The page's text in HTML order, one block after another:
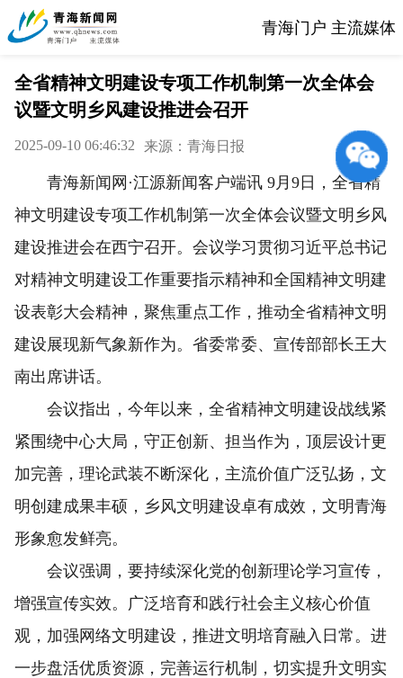
青海门户 主流媒体
全省精神文明建设专项工作机制第一次全体会
议暨文明乡风建设推进会召开
2025-09-10 06:46:32 来源：青海日报
青海新闻网·江源新闻客户端讯 9月9日，全省精
神文明建设专项工作机制第一次全体会议暨文明乡风
建设推进会在西宁召开。会议学习贯彻习近平总书记
对精神文明建设工作重要指示精神和全国精神文明建
设表彰大会精神，聚焦重点工作，推动全省精神文明
建设展现新气象新作为。省委常委、宣传部部长王大
南出席讲话。
会议指出，今年以来，全省精神文明建设战线紧
紧围绕中心大局，守正创新、担当作为，顶层设计更
加完善，理论武装不断深化，主流价值广泛弘扬，文
明创建成果丰硕，乡风文明建设卓有成效，文明青海
形象愈发鲜亮。
会议强调，要持续深化党的创新理论学习宣传，
增强宣传实效。广泛培育和践行社会主义核心价值
观，加强网络文明建设，推进文明培育融入日常。进
一步盘活优质资源，完善运行机制，切实提升文明实